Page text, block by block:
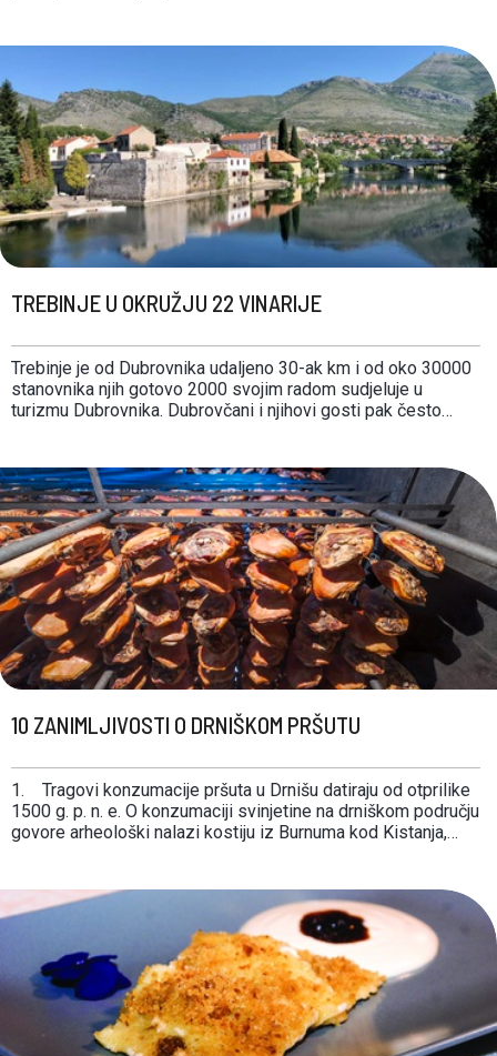
bizantijskih bazilika i mramornih crkava. Centralno mjesto …
TREBINJE U OKRUŽJU 22 VINARIJE
Trebinje je od Dubrovnika udaljeno 30-ak km i od oko 30000
stanovnika njih gotovo 2000 svojim radom sudjeluje u
turizmu Dubrovnika. Dubrovčani i njihovi gosti pak često
Istočnoj Hercegovini, …
10 ZANIMLJIVOSTI O DRNIŠKOM PRŠUTU
1. Tragovi konzumacije pršuta u Drnišu datiraju od otprilike
1500 g. p. n. e. O konzumaciji svinjetine na drniškom području
govore arheološki nalazi kostiju iz Burnuma kod Kistanja,
soljenom svinjskom mesu potječe …